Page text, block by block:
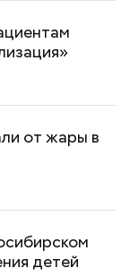
от жары в
детей